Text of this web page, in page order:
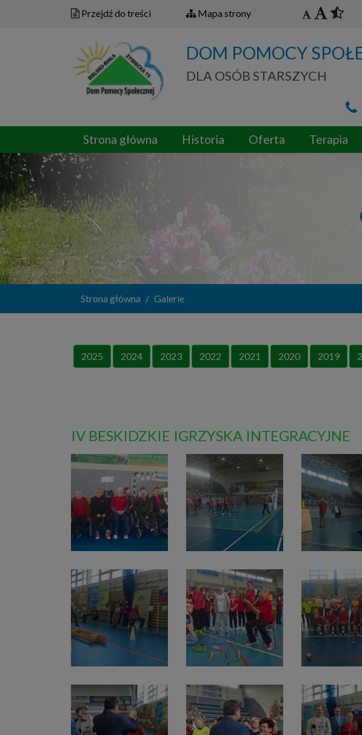
Przejdź do treści Mapa strony
DOM POMOCY
DLA OSÓB STARSZYCH
Strona główna Historia Oferta Terapia
Strona główna Galerie
2025 2024 2023 2022 2021 2020 2019
IV BESKIDZKIE IGRZYSKA INTEGRACYJNE